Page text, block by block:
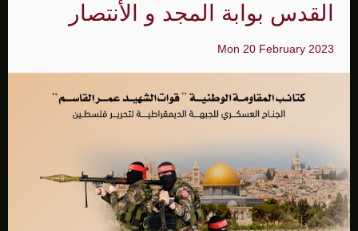
القدس بوابة المجد و الأنتصار
Mon 20 February 2023